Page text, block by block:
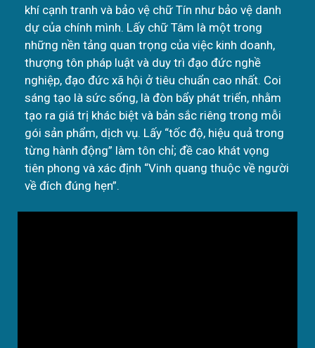
khí cạnh tranh và bảo vệ chữ Tín như bảo vệ danh
dự của chính mình. Lấy chữ Tâm là một trong
những nền tảng quan trọng của việc kinh doanh,
thượng tôn pháp luật và duy trì đạo đức nghề
nghiệp, đạo đức xã hội ở tiêu chuẩn cao nhất. Coi
sáng tạo là sức sống, là đòn bẩy phát triển, nhằm
tạo ra giá trị khác biệt và bản sắc riêng trong mỗi
gói sản phẩm, dịch vụ. Lấy “tốc độ, hiệu quả trong
từng hành động” làm tôn chỉ; đề cao khát vọng
tiên phong và xác định “Vinh quang thuộc về người
về đích đúng hẹn”.